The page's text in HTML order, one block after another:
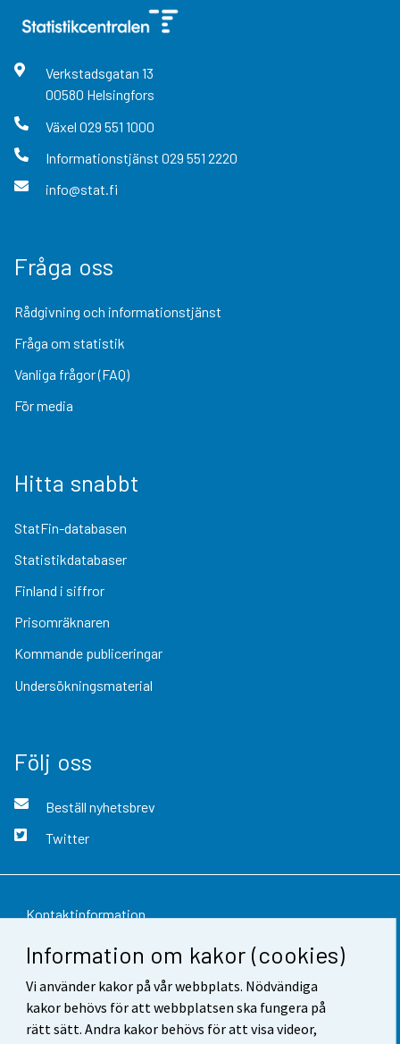
Information om kakor (cookies)
Vi använder kakor på vår webbplats. Nödvändiga
kakor behövs för att webbplatsen ska fungera på
rätt sätt. Andra kakor behövs för att visa videor,
Verkstadsgatan 13
00580 Helsingfors
Växel 029 551 1000
Informationstjänst 029 551 2220
info@stat.fi
Fråga oss
Rådgivning och informationstjänst
Fråga om statistik
Vanliga frågor (FAQ)
För media
Hitta snabbt
StatFin-databasen
Statistikdatabaser
Finland i siffror
Prisomräknaren
Kommande publiceringar
Undersökningsmaterial
Följ oss
Beställ nyhetsbrev
Twitter
Kontaktinformation
Respons
Användarvillkor
Dataskydd